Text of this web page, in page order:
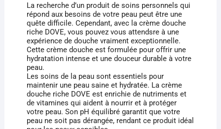
La recherche d’un produit de soins personnels qui
répond aux besoins de votre peau peut être une
quête difficile. Cependant, avec la crème douche
riche DOVE, vous pouvez vous attendsre à une
expérience de douche vraiment exceptionnelle.
Cette crème douche est formulée pour offrir une
hydratation intense et une douceur durable à votre
peau.
Les soins de la peau sont essentiels pour
maintenir une peau saine et hydratée. La crème
douche riche DOVE est enrichie de nutriments et
de vitamines qui aident à nourrir et à protéger
votre peau. Son pH équilibré garantit que votre
peau ne soit pas dérangée, rendant ce produit idéal